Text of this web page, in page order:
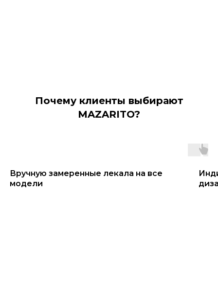
Почему клиенты выбирают
MAZARITO?
Вручную замеренные лекала на все
модели